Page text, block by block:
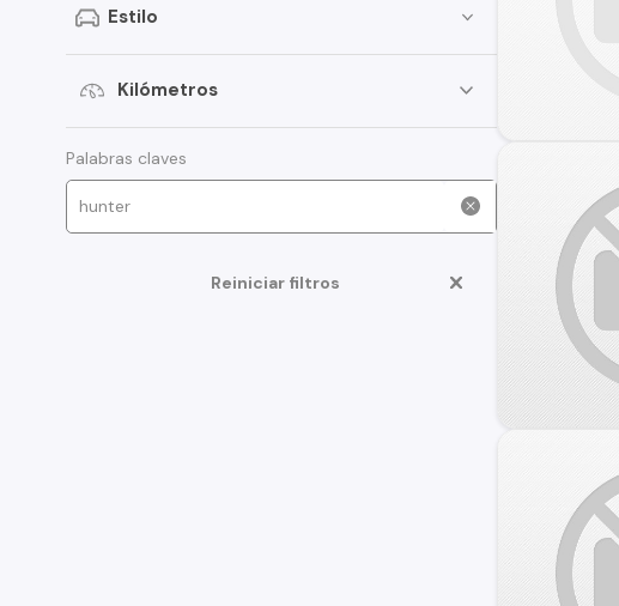
Estilo
Kilómetros
Palabras claves
Reiniciar filtros